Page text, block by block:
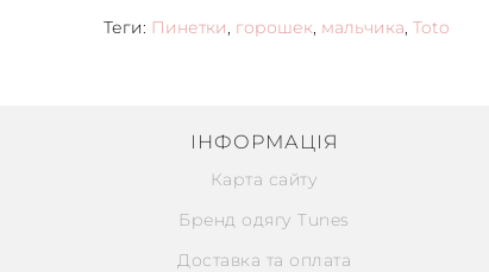
Теги: Пинетки, горошек, мальчика, Toto
ІНФОРМАЦІЯ
Карта сайту
Бренд одягу Tunes
Доставка та оплата